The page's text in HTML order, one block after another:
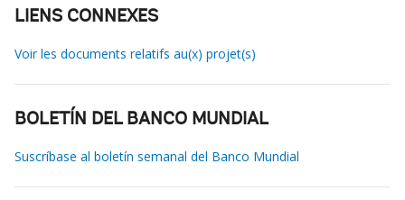
LIENS CONNEXES
Voir les documents relatifs au(x) projet(s)
BOLETÍN DEL BANCO MUNDIAL
Suscríbase al boletín semanal del Banco Mundial